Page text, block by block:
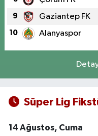
9 Gaziantep FK
10 Alanyaspor
Süper Lig
14 Ağustos, Cuma